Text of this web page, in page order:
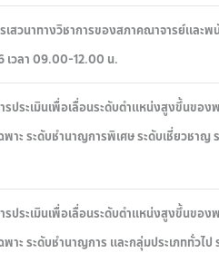
รเสวนาทางวิชาการของสภาคณาจารย์แล
เวลา 09.00-12.00 น.
ประเมินเพื่อเลื่อนระดับตำแหน่งสูงขึ้นขอ
าะ ระดับชำนาญการพิเศษ ระดับเชี่ยวชา
ประเมินเพื่อเลื่อนระดับตำแหน่งสูงขึ้นขอ
าะ ระดับชำนาญการ และกลุ่มประเภททั่วไ